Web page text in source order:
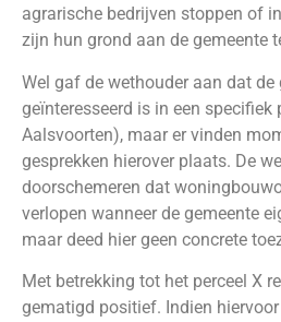
agrarische bedrijven stoppen of
zijn hun grond aan de gemeente
Wel gaf de wethouder aan dat de
geïnteresseerd is in een specifiek
Aalsvoorten), maar er vinden
gesprekken hierover plaats. De
doorschemeren dat
verlopen wanneer de gemeente
maar deed hier geen concrete
Met betrekking tot het perceel X
gematigd positief. Indien